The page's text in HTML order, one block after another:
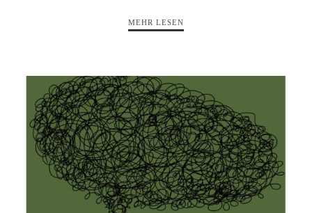
MEHR LESEN